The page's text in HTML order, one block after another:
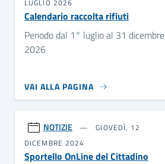
LUGLIO 2026
Calendario raccolta rifiuti
Periodo dal 1° luglio al 31 dicembre
2026
VAI ALLA PAGINA
NOTIZIE
GIOVEDÌ, 12
DICEMBRE 2024
Sportello OnLine del Cittadino